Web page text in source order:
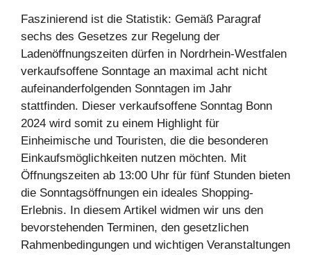
Faszinierend ist die Statistik: Gemäß Paragraf
sechs des Gesetzes zur Regelung der
Ladenöffnungszeiten dürfen in Nordrhein-Westfalen
verkaufsoffene Sonntage an maximal acht nicht
aufeinanderfolgenden Sonntagen im Jahr
stattfinden. Dieser verkaufsoffene Sonntag Bonn
2024 wird somit zu einem Highlight für
Einheimische und Touristen, die die besonderen
Einkaufsmöglichkeiten nutzen möchten. Mit
Öffnungszeiten ab 13:00 Uhr für fünf Stunden bieten
die Sonntagsöffnungen ein ideales Shopping-
Erlebnis. In diesem Artikel widmen wir uns den
bevorstehenden Terminen, den gesetzlichen
Rahmenbedingungen und wichtigen Veranstaltungen